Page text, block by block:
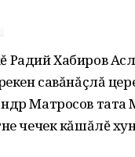
Хабиров
савăнăçлă
Матросов
чечек кăшăлĕ